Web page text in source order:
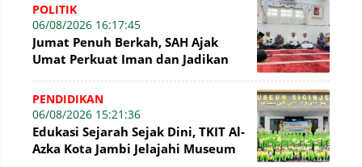
POLITIK
06/08/2026 16:17:45
Jumat Penuh Berkah, SAH Ajak
Umat Perkuat Iman dan Jadikan
Membangun Bangsa
PENDIDIKAN
06/08/2026 15:21:36
Edukasi Sejarah Sejak Dini, TKIT Al-
Azka Kota Jambi Jelajahi Museum